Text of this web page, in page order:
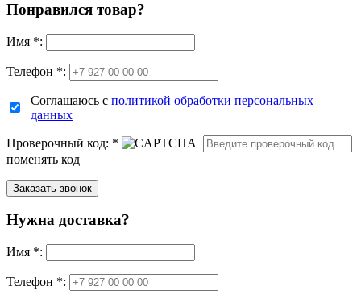
Понравился товар?
Имя *:
Телефон *:
Соглашаюсь с политикой обработки персональных
данных
Проверочный код: *
поменять код
Нужна доставка?
Имя *:
Телефон *: